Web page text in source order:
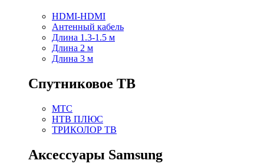
HDMI-HDMI
Антенный кабель
Длина 1.3-1.5 м
Длина 2 м
Длина 3 м
Спутниковое ТВ
МТС
НТВ ПЛЮС
ТРИКОЛОР ТВ
Аксессуары Samsung